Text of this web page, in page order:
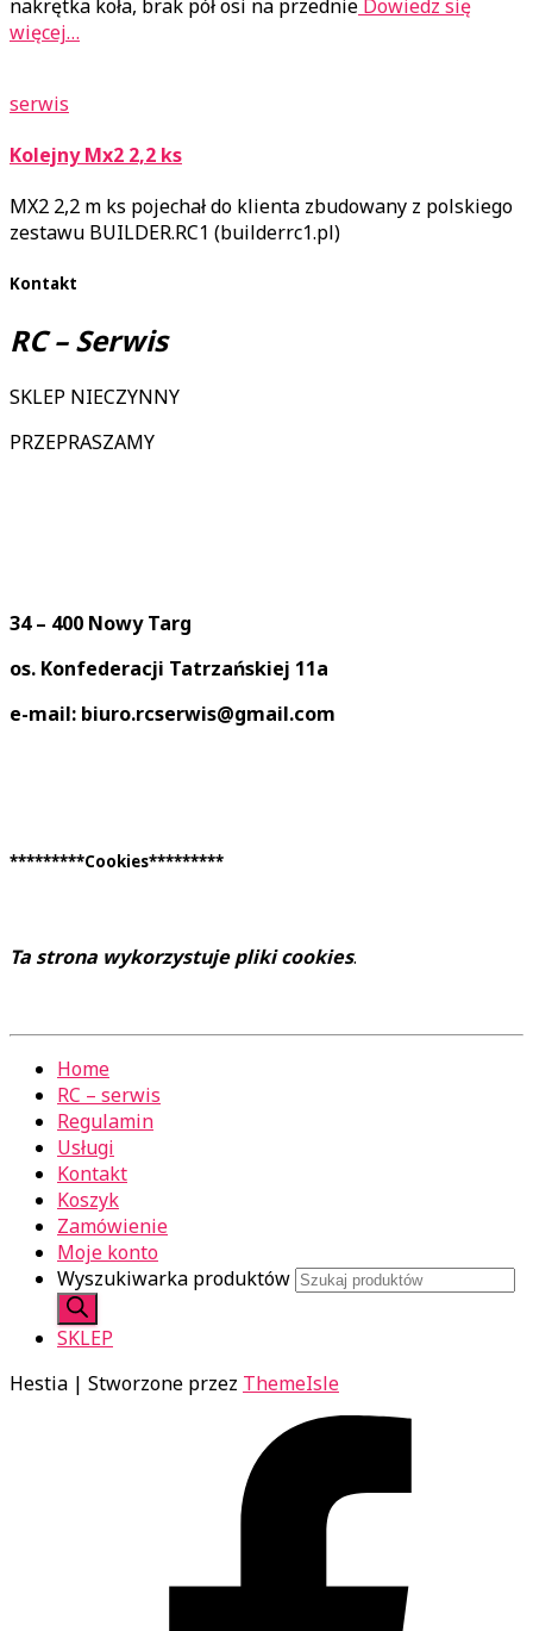
nakrętka koła, brak pół osi na przednie Dowiedz się
więcej…
serwis
Kolejny Mx2 2,2 ks
MX2 2,2 m ks pojechał do klienta zbudowany z polskiego
zestawu BUILDER.RC1 (builderrc1.pl)
Kontakt
RC – Serwis
SKLEP NIECZYNNY
PRZEPRASZAMY
34 – 400 Nowy Targ
os. Konfederacji Tatrzańskiej 11a
e-mail: biuro.rcserwis@gmail.com
*********Cookies*********
Ta strona wykorzystuje pliki cookies.
Home
RC – serwis
Regulamin
Usługi
Kontakt
Koszyk
Zamówienie
Moje konto
Wyszukiwarka produktów
SKLEP
Hestia | Stworzone przez ThemeIsle